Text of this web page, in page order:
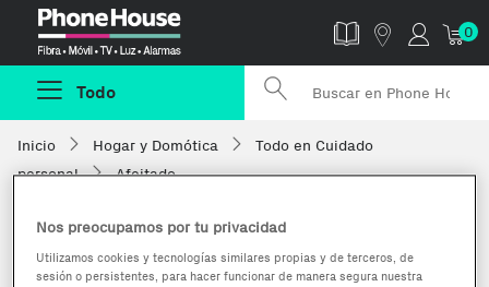
0
Todo
Inicio Hogar y Domótica
Todo en Cuidado
personal
Afeitado
Nos preocupamos por tu privacidad
Utilizamos cookies y tecnologías similares propias y de terceros, de
sesión o persistentes, para hacer funcionar de manera segura nuestra